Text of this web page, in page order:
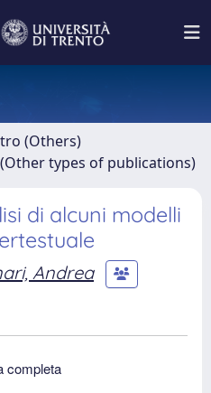
(Others)
types of publications)
di alcuni modelli
Andrea
completa